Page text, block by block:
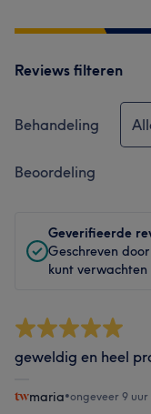
Reviews filteren
Behandeling
Beoordeling
Geverifieerde
Geschreven
kunt
geweldig en heel
maria•ongeveer 9